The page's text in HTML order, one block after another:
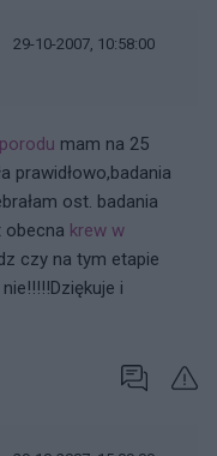
29-10-2007, 10:58:00
porodu mam na 25
prawidłowo,badania
ost. badania
obecna krew w
czy na tym etapie
i